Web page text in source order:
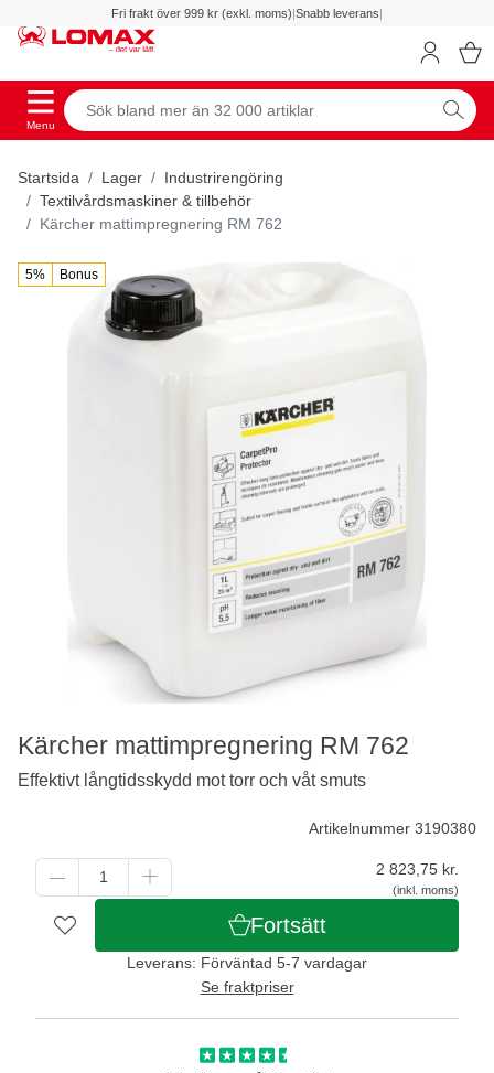
Fri frakt över 999 kr (exkl. moms)|Snabb leverans|
Menu
Startsida Lager
Industrirengöring
Textilvårdsmaskiner & tillbehör
Kärcher mattimpregnering RM 762
5% Bonus
Artikelnummer 3190380
2 823,75 kr.
(inkl. moms)
Fortsätt
Leverans: Förväntad 5-7 vardagar
Se fraktpriser
Kärcher mattimpregnering RM 762
Effektivt långtidsskydd mot torr och våt smuts